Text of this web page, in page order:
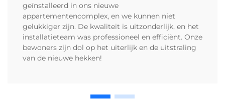
geïnstalleerd in ons nieuwe
appartementencomplex, en we kunnen niet
gelukkiger zijn. De kwaliteit is uitzonderlijk, en het
installatieteam was professioneel en efficiënt. Onze
bewoners zijn dol op het uiterlijk en de uitstraling
van de nieuwe hekken!